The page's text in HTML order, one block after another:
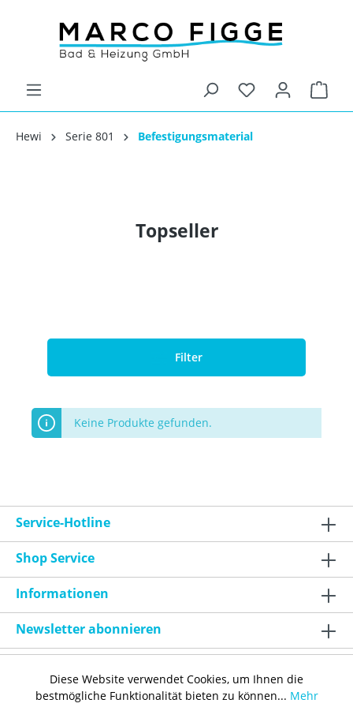
Hewi Serie 801 Befestigungsmaterial
Topseller
Filter
Keine Produkte gefunden.
Service-Hotline
Shop Service
Informationen
Newsletter abonnieren
Diese Website verwendet Cookies, um Ihnen die
bestmögliche Funktionalität bieten zu können... Mehr